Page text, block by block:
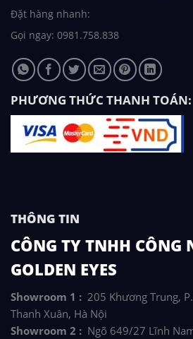
Đặt hàng nhanh:
Gọi ngay: 0981.758.838
PHƯƠNG THỨC THANH TOÁN:
THÔNG TIN
CÔNG TY TNHH CÔNG
GOLDEN EYES
Showroom 1 : 205 Khương Trung,
Thanh Xuân, Hà Nội
Showroom 2 : Ngõ 649/27 Lĩnh